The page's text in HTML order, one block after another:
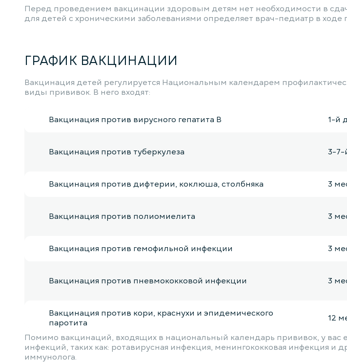
Перед проведением вакцинации здоровым детям нет необходимости в
для детей с хроническими заболеваниями определяет врач-педиатр в ходе
ГРАФИК ВАКЦИНАЦИИ
Вакцинация детей регулируется Национальным календарем
виды прививок. В него входят:
Вакцинация против вирусного гепатита B 1-й
Вакцинация против туберкулеза 3-7-
Вакцинация против дифтерии, коклюша, столбняка 3
Вакцинация против полиомиелита 3
Вакцинация против гемофильной инфекции 3
Вакцинация против пневмококковой инфекции 3
Вакцинация против кори, краснухи и эпидемического
паротита
12
Помимо вакцинаций, входящих в национальный календарь прививок, у
инфекций, таких как: ротавирусная инфекция, менингококковая инфекция
иммунолога.